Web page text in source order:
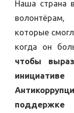
Наша страна
волонтёрам,
которые
когда он
чтобы